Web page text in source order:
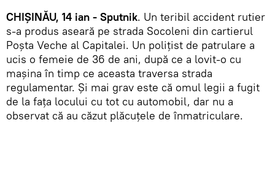
CHIȘINĂU, 14 ian - Sputnik. Un teribil accident rutier
s-a produs aseară pe strada Socoleni din cartierul
Poșta Veche al Capitalei. Un polițist de patrulare a
ucis o femeie de 36 de ani, după ce a lovit-o cu
mașina în timp ce aceasta traversa strada
regulamentar. Și mai grav este că omul legii a fugit
de la fața locului cu tot cu automobil, dar nu a
observat că au căzut plăcuțele de înmatriculare.